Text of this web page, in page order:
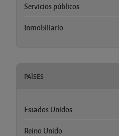
Servicios públicos
Inmobiliario
PAÍSES
Estados Unidos
Reino Unido